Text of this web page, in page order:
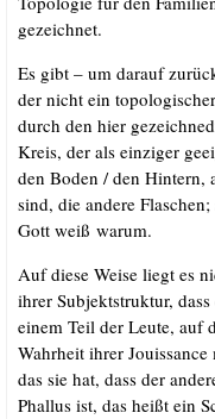
gezeichnet.
Es gibt – um dar­auf
der nicht ein
durch den hier
Kreis, der als ein­zi­ger
den Boden /​ den Hin­tern,
sind, die ande­re
Gott weiß warum.
Auf die­se Wei­se liegt es
ihrer Sub­jekt­struk­tur,
einem Teil der Leu­te, auf
Wahr­heit ihrer
das sie hat, dass der
Phal­lus ist, das heißt ein